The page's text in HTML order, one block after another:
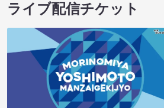
ライブ配信チケット